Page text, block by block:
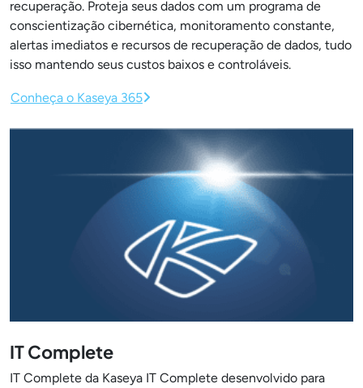
recuperação. Proteja seus dados com um programa de
conscientização cibernética, monitoramento constante,
alertas imediatos e recursos de recuperação de dados, tudo
isso mantendo seus custos baixos e controláveis.
Conheça o Kaseya 365
IT Complete
IT Complete da Kaseya IT Complete desenvolvido para